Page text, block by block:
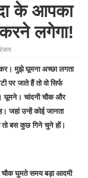
के आपका
लगेगा!
मुझे घूमना अच्छा लगता
जाते हैं तो वो सिर्फ
घूमने। चांदनी चौक और
जहां उन्हें कोई जानता
तो बस कुछ गिने चुने हों।
चौक घुमते समय बड़ा आदमी